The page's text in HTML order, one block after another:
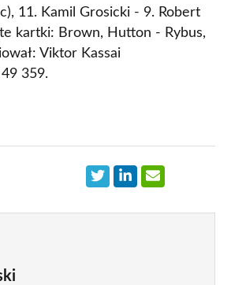
11. Kamil Grosicki - 9. Robert
kartki: Brown, Hutton - Rybus,
Viktor Kassai
359.